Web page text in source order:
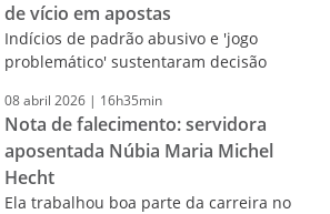
de vício em apostas
Indícios de padrão abusivo e 'jogo
problemático' sustentaram decisão
08abril 2026 | 16h35min
Nota de falecimento: servidora
aposentada Núbia Maria Michel
Hecht
Ela trabalhou boa parte da carreira no